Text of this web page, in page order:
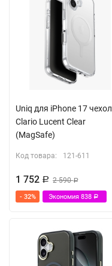
Uniq для iPhone 17 чехол
Clario Lucent Clear
(MagSafe)
Код товара: 121-611
1 752 Р 2 590Р
- 32% Экономия 838 Р